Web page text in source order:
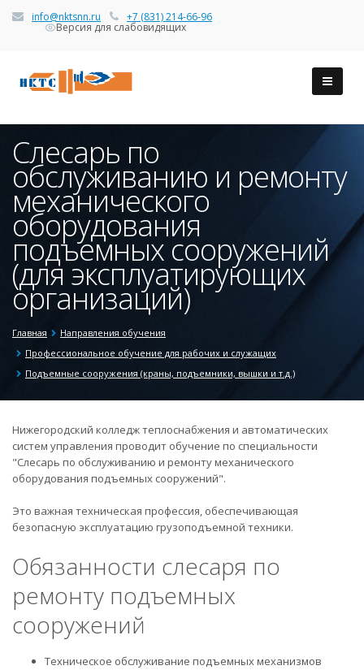
info@nktsnn.ru +7 (831) 214-66-96
Версия для слабовидящих
Слесарь по
обслуживанию и ремонту
механического
оборудования
подъемных сооружений
(для эксплуатирующих
организаций)
Главная
Направления обучения
Профессиональное обучение для рабочих и служащих
Подъемные сооружения (краны, подъемники, вышки и т.д.)
Нижегородский колледж теплоснабжения и автоматических
систем управления проводит обучение по специальности
"Слесарь по обслуживанию и ремонту механического
оборудования подъемных сооружений".
Это важная техническая профессия, обеспечивающая
безопасную эксплуатацию грузоподъемной техники.
Обязанности слесаря по
ремонту подъемных
сооружений
Техническое обслуживание подъемных механизмов